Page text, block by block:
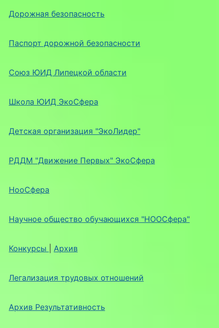
Дорожная безопасность
Паспорт дорожной безопасности
Союз ЮИД Липецкой области
Школа ЮИД ЭкоСфера
Детская организация "ЭкоЛидер"
РДДМ "Движение Первых" ЭкоСфера
НооСфера
Научное общество обучающихся "НООСфера"
Конкурсы Архив
Легализация трудовых отношений
Архив Результативность